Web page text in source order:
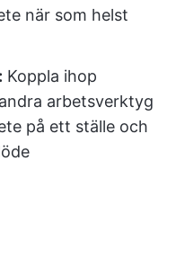
när som helst
Koppla ihop
arbetsverktyg
på ett ställe och